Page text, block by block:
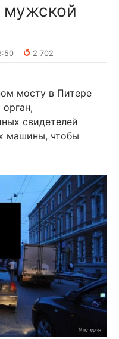
2 702
мосту в Питере
свидетелей
машины, чтобы